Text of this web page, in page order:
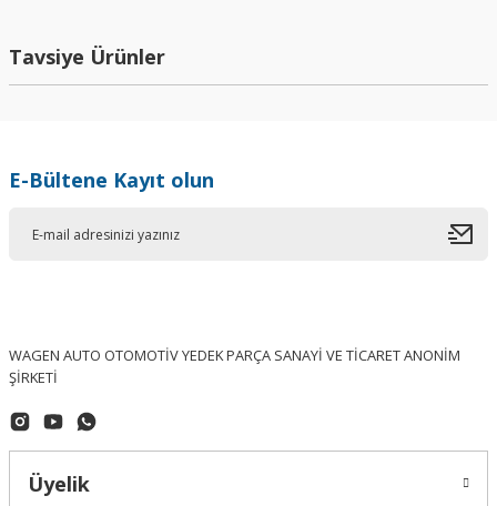
Tavsiye Ürünler
E-Bültene Kayıt olun
WAGEN AUTO OTOMOTİV YEDEK PARÇA SANAYİ VE TİCARET ANONİM
ŞİRKETİ
Üyelik